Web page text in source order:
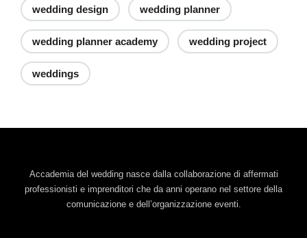
wedding design wedding planner
wedding planner academy wedding project
weddings
Accademia del wedding nasce dalla collaborazione di affermati
professionisti e imprenditori che da anni operano nel settore della
comunicazione e dell’organizzazione eventi.